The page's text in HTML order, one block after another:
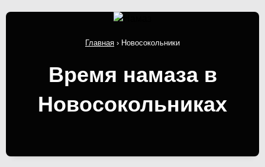
Главная › Новосокольники
Время намаза в
Новосокольниках